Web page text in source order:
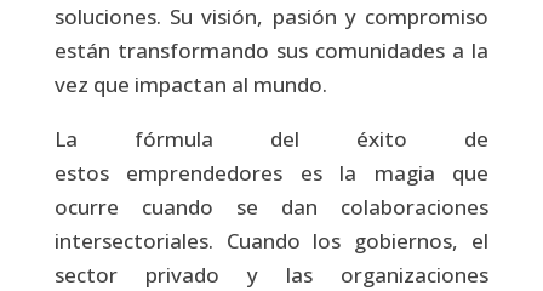
soluciones. Su visión, pasión y compromiso
están transformando sus comunidades a la
vez que impactan al mundo.
La fórmula del éxito de
estos emprendedores es la magia que
ocurre cuando se dan colaboraciones
intersectoriales. Cuando los gobiernos, el
sector privado y las organizaciones